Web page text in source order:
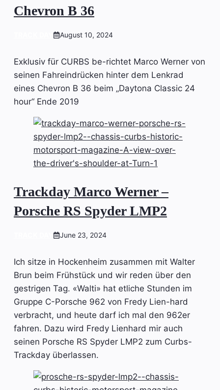
Chevron B 36
August 10, 2024
Exklusiv für CURBS be-richtet Marco Werner von
seinen Fahreindrücken hinter dem Lenkrad
eines Chevron B 36 beim „Daytona Classic 24
hour“ Ende 2019
Trackday Marco Werner –
Porsche RS Spyder LMP2
June 23, 2024
Ich sitze in Hockenheim zusammen mit Walter
Brun beim Frühstück und wir reden über den
gestrigen Tag. «Walti» hat etliche Stunden im
Gruppe C-Porsche 962 von Fredy Lien-hard
verbracht, und heute darf ich mal den 962er
fahren. Dazu wird Fredy Lienhard mir auch
seinen Porsche RS Spyder LMP2 zum Curbs-
Trackday überlassen.